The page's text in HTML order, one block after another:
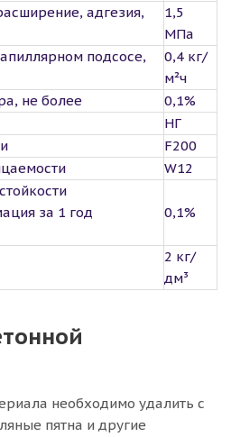
адгезия,
1,5
МПа
подсосе,
0,4 кг/
м²ч
не более
0,1%
НГ
F200
W12
за 1 год
0,1%
2 кг/
дм³
необходимо удалить с
пятна и другие